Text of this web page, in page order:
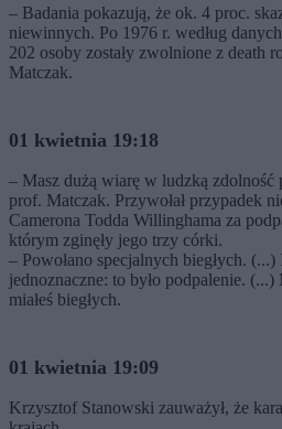
– Badania pokazują, że ok. 4 proc.
niewinnych. Po 1976 r. według
202 osoby zostały zwolnione z death
Matczak.
01 kwietnia 19:18
– Masz dużą wiarę w ludzką zdolność
prof. Matczak. Przywołał przypadek
Camerona Todda Willinghama za
którym zginęły jego trzy córki.
– Powołano specjalnych biegłych.
jednoznaczne: to było podpalenie. (...)
miałeś biegłych.
01 kwietnia 19:09
Krzysztof Stanowski zauważył, że